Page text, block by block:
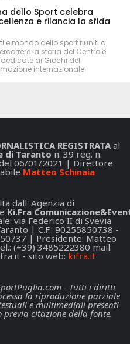
dello Sport celebra
e rilancia la sfida
e mondo dello sport riuniti a
la storia del Centro e
ai Giochi del
internazionale
REGISTRATAal
di Taranto n. 39 reg. n.
06/01/2021 | Direttore
Matteo Schinaia
dall' Agenzia di
Ki.Fra
via Federico II di Svevia
| C.F.: 90255850738 -
| Presidente: Matteo
(+39) 3485222380 mail:
- sito web: kifra.it
- Tutti i diritti
la riproduzione parziale
e multimediali presenti
previa citazione della fonte.